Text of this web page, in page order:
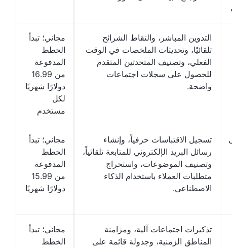
التدوين المباشر، والتقاط الشرائح
تلقائيًا، وتحديثات الملخصات في الوقت
الفعلي، وتصنيف المتحدثين المتقدم
للحصول على سجلات اجتماعات
واضحة.
مجاني؛ تبدأ
الخطط
المدفوعة
من 16.99
دولارًا شهريًا
لكل
مستخدم
تسجيل الاقتباسات حرفياً، وإنشاء
رسائل البريد الإلكتروني للمتابعة تلقائياً،
وتصنيف الموضوعات، واستخراج
متطلبات العملاء باستخدام الذكاء
الاصطناعي.
مجاني؛ تبدأ
الخطط
المدفوعة
من 15.99
دولارًا شهريًا
تذكيرات اجتماعات آلية، ومزامنة
المناطق الزمنية، وجدولة قائمة على
مجاني؛ تبدأ
الخطط